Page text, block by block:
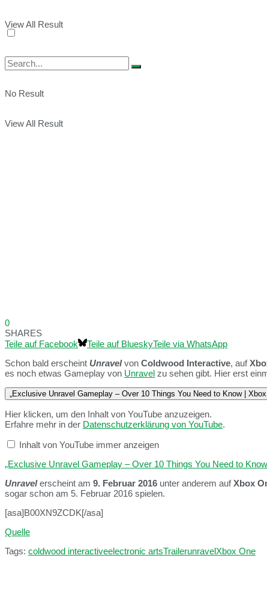
View All Result
No Result
View All Result
0
SHARES
Teile auf Facebook
Teile auf BlueskyTeile via WhatsApp
Schon bald erscheint Unravelvon Coldwood Interactive, auf
es noch etwas Gameplay von Unravel zu sehen gibt. Hier erst
„Exclusive Unravel Gameplay – Over 10 Things You Need to Know |
Hier klicken, um den Inhalt von YouTube anzuzeigen.
Erfahre mehr in der Datenschutzerklärung von YouTube.
Inhalt von YouTube immer anzeigen
„Exclusive Unravel Gameplay – Over 10 Things You Need to
Unravelerscheint am 9. Februar 2016 unter anderem aufXbox
sogar schon am 5. Februar 2016 spielen.
[asa]B00XN9ZCDK[/asa]
Quelle
Tags: coldwood interactiveelectronic artsTrailerunravelXbox One